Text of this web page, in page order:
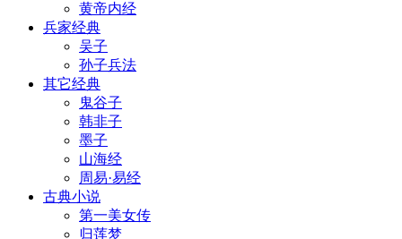
黄帝内经
兵家经典
吴子
孙子兵法
其它经典
鬼谷子
韩非子
墨子
山海经
周易·易经
古典小说
第一美女传
归莲梦